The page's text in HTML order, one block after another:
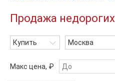
Продажа
Купить Москва
Макс цена, ₽